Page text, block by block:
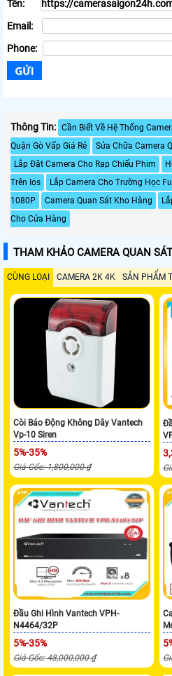
Tên:
Email:
Phone:
Thông Tin: Cần Biết Về Hệ Thống
Quận Gò Vấp Giá Rẻ
Sửa Chữa Camera
Lắp Đặt Camera Cho Rạp Chiếu Phim
Trên Ios
Lắp Camera Cho Trường Học
1080P
Camera Quan Sát Kho Hàng
Cho Cửa Hàng
THAM KHẢO CAMERA QUAN
CÙNG LOẠI CAMERA 2K 4K SẢN PHẨM
Còi Báo Động Không Dây Vantech
Vp-10 Siren
5%-35%
Giá Gốc: 1,800,000 ₫
Đầu Ghi Hình Vantech VPH-
N4464/32P
5%-35%
Giá Gốc: 48,000,000 ₫